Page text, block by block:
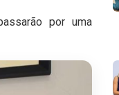
por uma